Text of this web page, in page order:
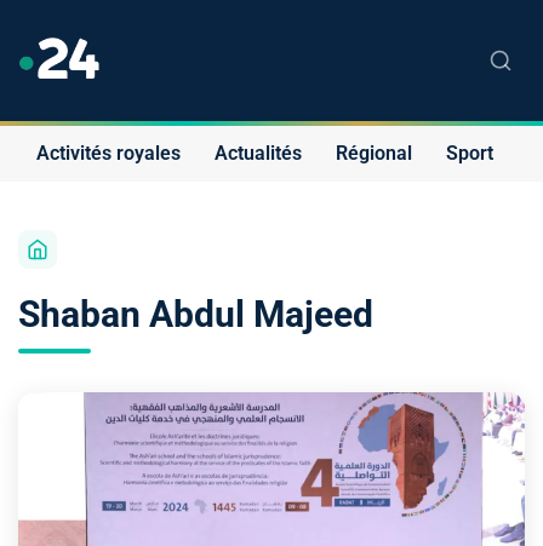
Activités royales Actualités Régional Sport
Shaban Abdul Majeed